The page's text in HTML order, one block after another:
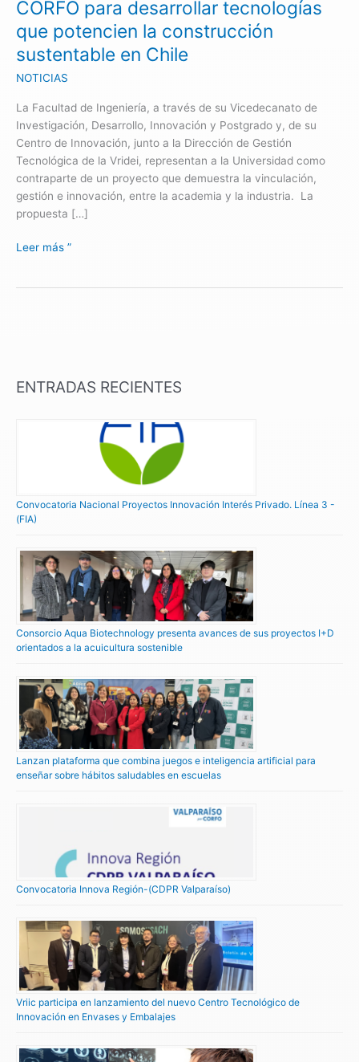
CORFO para desarrollar tecnologías
que potencien la construcción
sustentable en Chile
NOTICIAS
La Facultad de Ingeniería, a través de su Vicedecanato de
Investigación, Desarrollo, Innovación y Postgrado y, de su
Centro de Innovación, junto a la Dirección de Gestión
Tecnológica de la Vridei, representan a la Universidad como
contraparte de un proyecto que demuestra la vinculación,
gestión e innovación, entre la academia y la industria. La
propuesta […]
tecnologías
que
potencien
sustentable
en
Chile
Leer más ”
ENTRADAS RECIENTES
Convocatoria Nacional Proyectos Innovación Interés Privado. Línea 3 -
(FIA)
Consorcio Aqua Biotechnology presenta avances de sus proyectos I+D
orientados a la acuicultura sostenible
Lanzan plataforma que combina juegos e inteligencia artificial para
enseñar sobre hábitos saludables en escuelas
Convocatoria Innova Región-(CDPR Valparaíso)
Vriic participa en lanzamiento del nuevo Centro Tecnológico de
Innovación en Envases y Embalajes